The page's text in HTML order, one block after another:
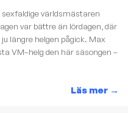
sexfaldige världsmästaren
var bättre än lördagen, där
längre helgen pågick. Max
VM–helg den här säsongen –
Läs mer →